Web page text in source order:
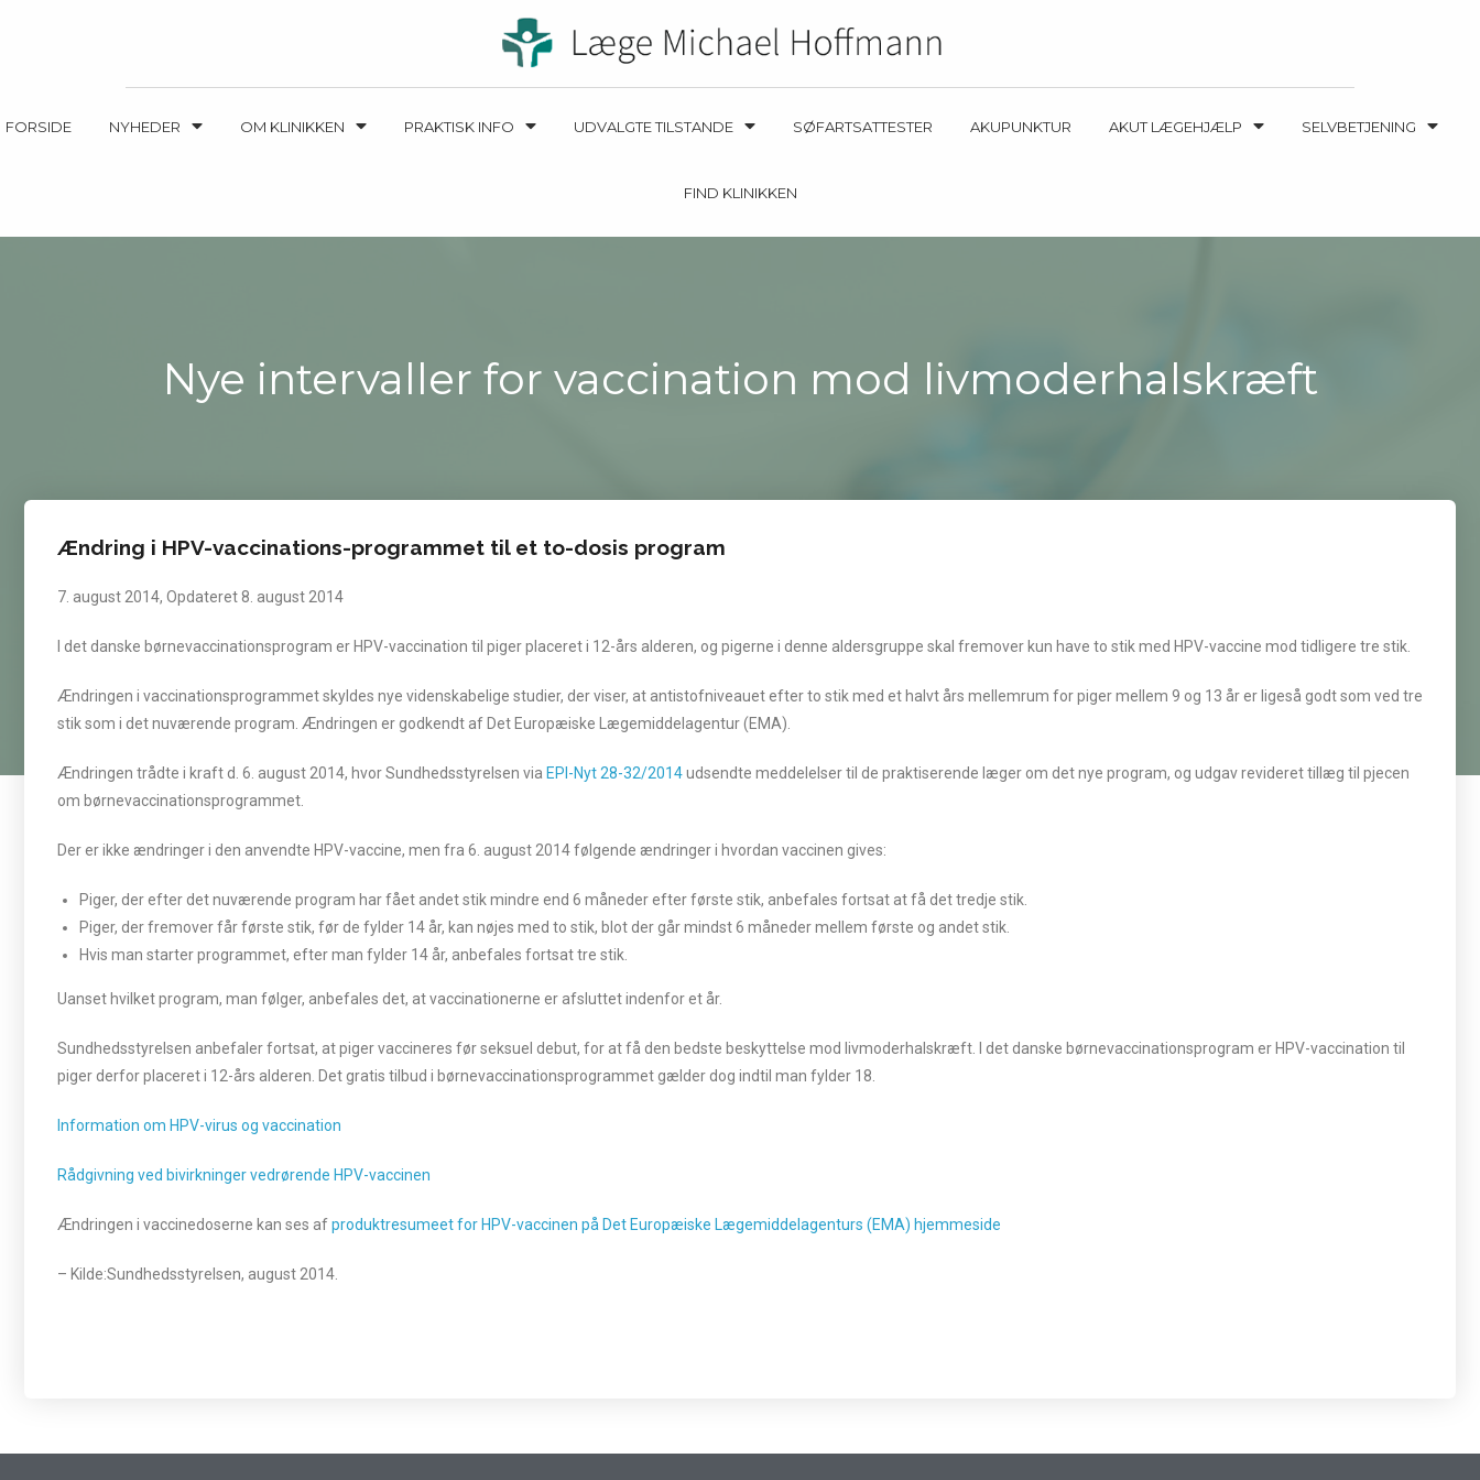
FORSIDE NYHEDER OM KLINIKKEN PRAKTISK INFO UDVALGTE TILSTANDE SØFARTSATTESTER AKUPUNKTUR AKUT LÆGEHJÆLP SELVBETJENING
FIND KLINIKKEN
Nye intervaller for vaccination mod livmoderhalskræft
Ændring i HPV-vaccinations-programmet til et to-dosis program
7. august 2014, Opdateret 8. august 2014
I det danske børnevaccinationsprogram er HPV-vaccination til piger placeret i 12-års alderen, og pigerne i denne aldersgruppe skal fremover kun have to stik med HPV-vaccine mod tidligere tre stik.
Ændringen i vaccinationsprogrammet skyldes nye videnskabelige studier, der viser, at antistofniveauet efter to stik med et halvt års mellemrum for piger mellem 9 og 13 år er ligeså godt som ved tre
stik som i det nuværende program. Ændringen er godkendt af Det Europæiske Lægemiddelagentur (EMA).
Ændringen trådte i kraft d. 6. august 2014, hvor Sundhedsstyrelsen via EPI-Nyt 28-32/2014udsendte meddelelser til de praktiserende læger om det nye program, og udgav revideret tillæg til pjecen
om børnevaccinationsprogrammet.
Der er ikke ændringer i den anvendte HPV-vaccine, men fra 6. august 2014 følgende ændringer i hvordan vaccinen gives:
Piger, der efter det nuværende program har fået andet stik mindre end 6 måneder efter første stik, anbefales fortsat at få det tredje stik.
Piger, der fremover får første stik, før de fylder 14 år, kan nøjes med to stik, blot der går mindst 6 måneder mellem første og andet stik.
Hvis man starter programmet, efter man fylder 14 år, anbefales fortsat tre stik.
Uanset hvilket program, man følger, anbefales det, at vaccinationerne er afsluttet indenfor et år.
Sundhedsstyrelsen anbefaler fortsat, at piger vaccineres før seksuel debut, for at få den bedste beskyttelse mod livmoderhalskræft. I det danske børnevaccinationsprogram er HPV-vaccination til
piger derfor placeret i 12-års alderen. Det gratis tilbud i børnevaccinationsprogrammet gælder dog indtil man fylder 18.
Information om HPV-virus og vaccination
Rådgivning ved bivirkninger vedrørende HPV-vaccinen
Ændringen i vaccinedoserne kan ses afproduktresumeet for HPV-vaccinen på Det Europæiske Lægemiddelagenturs (EMA) hjemmeside
– Kilde:Sundhedsstyrelsen, august 2014.